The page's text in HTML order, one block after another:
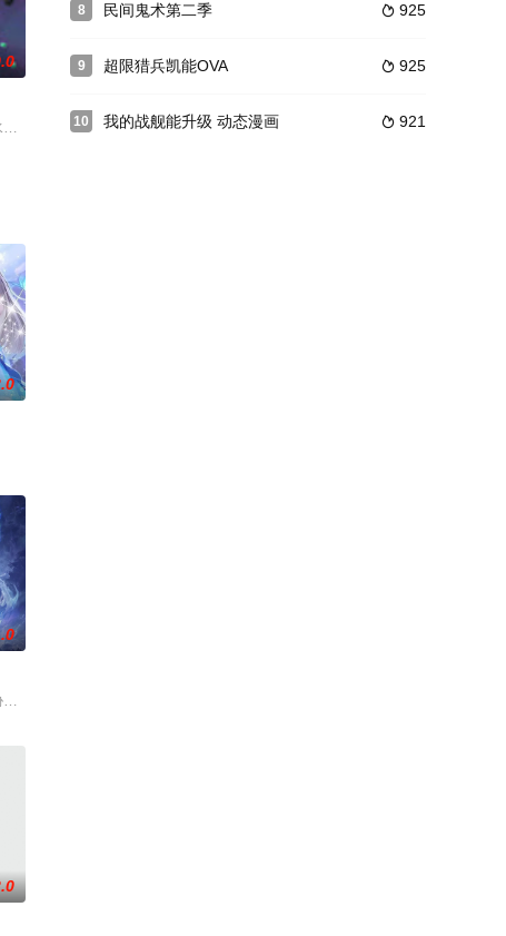
的一切几乎都是依靠机器完成的。故事发
“睡神”的废柴少年道陵，在被青梅竹马抛弃、残害时，因祸得福开启了一门
火、土五大星系组成，以能量积木充当能源的世界。然而，以纣虐王为首，
理想而努
。当人类世界灾难骤起，风云失色，失衡的力
化亿万血雨，洒落万古岁月，经历无数时空的熬炼，岁月长河的洗礼，他化
使阴兵
整片武道世界。双武魂同步觉醒，炼化万灵、
袭，天生废灵根的少年秦雨体内意外觉醒神力，被选中成为神秘至强功法万
8  925
民间鬼术第二季
9  925
超限猎兵凯能OVA
10  921
我的战舰能升级 动态漫画